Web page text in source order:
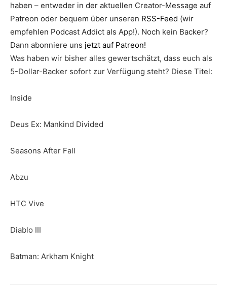
haben – entweder in der aktuellen Creator-Message auf
Patreon oder bequem über unseren RSS-Feed (wir
empfehlen Podcast Addict als App!). Noch kein Backer?
Dann abonniere uns jetzt auf Patreon!
Was haben wir bisher alles gewertschätzt, dass euch als
5-Dollar-Backer sofort zur Verfügung steht? Diese Titel:
Inside
Deus Ex: Mankind Divided
Seasons After Fall
Abzu
HTC Vive
Diablo III
Batman: Arkham Knight